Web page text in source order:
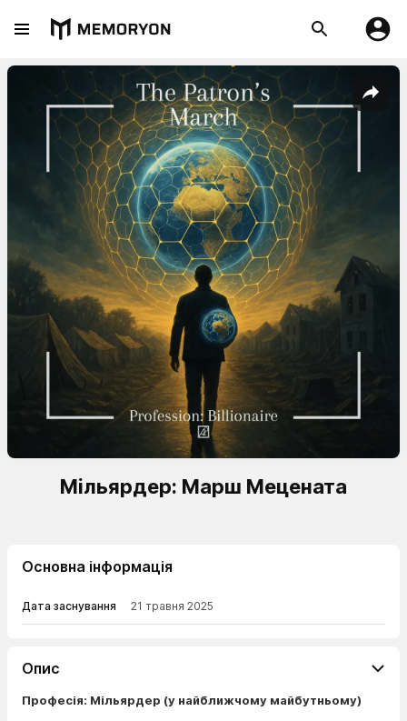
Мільярдер: Марш Мецената
Основна інформація
Дата заснування 21 травня 2025
Опис
Професія: Мільярдер (у найближчому майбутньому)